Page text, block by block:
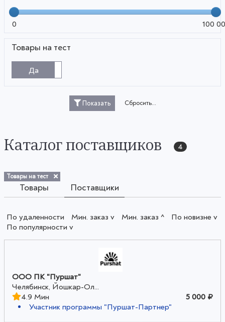
0 100
Товары на тест
Да
Показать Сбросить...
Каталог поставщиков 4
Товары на тест
Товары Поставщики
По удаленности Мин. заказ v Мин. заказ ^
По новизне v
По популярности v
ООО ПК "Пуршат"
Челябинск, Йошкар-Ол...
4.9 Мин
5 000 ₽
Участник программы "Пуршат-Партнер"